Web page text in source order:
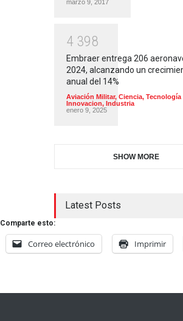
marzo 9, 2017
4 398
Embraer entrega 206
2024, alcanzando un
anual del 14%
Aviación Militar, Ciencia, Tecnología
Innovacion, Industria
enero 9, 2025
SHOW MORE
Latest Posts
Comparte esto:
Correo electrónico Imprimir